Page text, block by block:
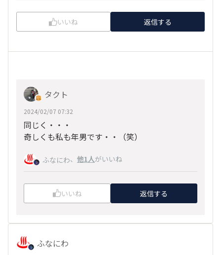
いいね 返信する
タクト
2024/02/07 07:32
同じく・・・
奇しくも私も年男です・・（笑）
ふなにわ、 他1人がいいね
いいね 返信する
ふなにわ